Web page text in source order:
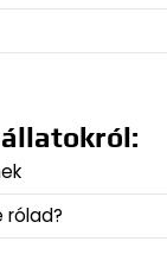
rólad?